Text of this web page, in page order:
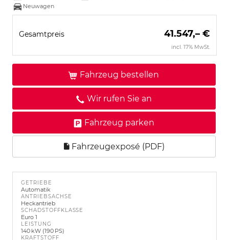
Neuwagen
Gesamtpreis 41.547,– €
incl. 17% MwSt.
Fahrzeug bestellen
Wir rufen Sie an
Fahrzeug parken
Fahrzeugexposé (PDF)
GETRIEBE
Automatik
ANTRIEBSACHSE
Heckantrieb
SCHADSTOFFKLASSE
Euro 1
LEISTUNG
140 kW (190 PS)
KRAFTSTOFF